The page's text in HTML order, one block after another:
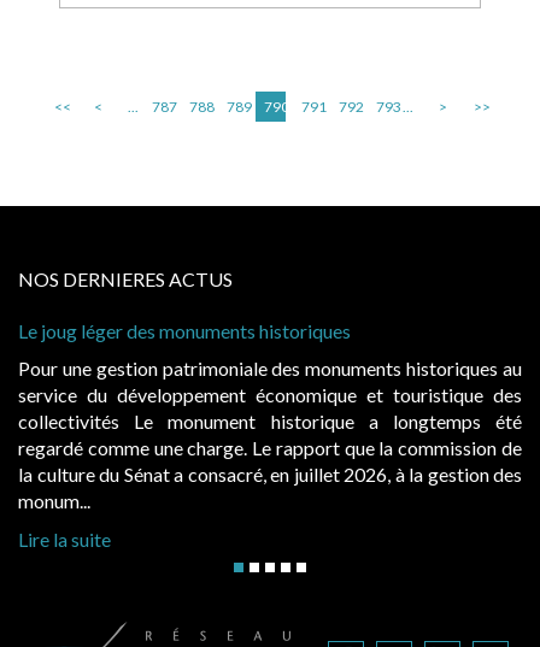
<< < ... 787 788 789 790 791 792 793... > >>
NOS DERNIERES ACTUS
Le joug léger des monuments historiques
Pour une gestion patrimoniale des monuments historiques au
service du développement économique et touristique des
collectivités Le monument historique a longtemps été
regardé comme une charge. Le rapport que la commission de
la culture du Sénat a consacré, en juillet 2026, à la gestion des
monum...
Lire la suite